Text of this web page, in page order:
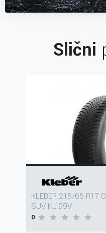
Slični
KLEBER 215/65 R17
SUV KL 99V
0